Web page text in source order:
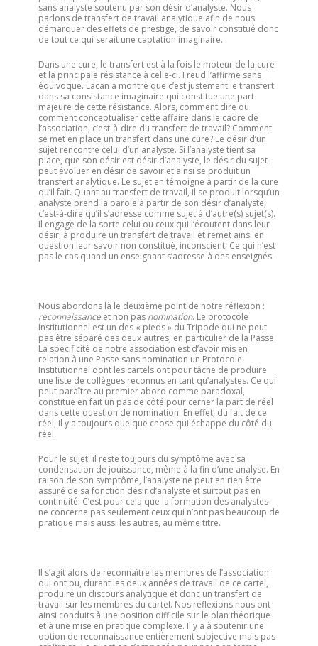
sans analyste soutenu par son désir d’analyste. Nous
parlons de transfert de travail analytique afin de nous
démarquer des effets de prestige, de savoir constitué donc
de tout ce qui serait une captation imaginaire.
Dans une cure, le transfert est à la fois le moteur de la cure
et la principale résistance à celle-ci. Freud l’affirme sans
équivoque. Lacan a montré que c’est justement le transfert
dans sa consistance imaginaire qui constitue une part
majeure de cette résistance. Alors, comment dire ou
comment conceptualiser cette affaire dans le cadre de
l’association, c’est-à-dire du transfert de travail? Comment
se met en place un transfert dans une cure? Le désir d’un
sujet rencontre celui d’un analyste. Si l’analyste tient sa
place, que son désir est désir d’analyste, le désir du sujet
peut évoluer en désir de savoir et ainsi se produit un
transfert analytique. Le sujet en témoigne à partir de la cure
qu’il fait. Quant au transfert de travail, il se produit lorsqu’un
analyste prend la parole à partir de son désir d’analyste,
c’est-à-dire qu’il s’adresse comme sujet à d’autre(s) sujet(s).
Il engage de la sorte celui ou ceux qui l’écoutent dans leur
désir, à produire un transfert de travail et remet ainsi en
question leur savoir non constitué, inconscient. Ce qui n’est
pas le cas quand un enseignant s’adresse à des enseignés.
Nous abordons là le deuxième point de notre réflexion :
reconnaissance et non pas nomination. Le protocole
Institutionnel est un des « pieds » du Tripode qui ne peut
pas être séparé des deux autres, en particulier de la Passe.
La spécificité de notre association est d’avoir mis en
relation à une Passe sans nomination un Protocole
Institutionnel dont les cartels ont pour tâche de produire
une liste de collègues reconnus en tant qu’analystes. Ce qui
peut paraître au premier abord comme paradoxal,
constitue en fait un pas de côté pour cerner la part de réel
dans cette question de nomination. En effet, du fait de ce
réel, il y a toujours quelque chose qui échappe du côté du
réel.
Pour le sujet, il reste toujours du symptôme avec sa
condensation de jouissance, même à la fin d’une analyse. En
raison de son symptôme, l’analyste ne peut en rien être
assuré de sa fonction désir d’analyste et surtout pas en
continuité. C’est pour cela que la formation des analystes
ne concerne pas seulement ceux qui n’ont pas beaucoup de
pratique mais aussi les autres, au même titre.
Il s’agit alors de reconnaître les membres de l’association
qui ont pu, durant les deux années de travail de ce cartel,
produire un discours analytique et donc un transfert de
travail sur les membres du cartel. Nos réflexions nous ont
ainsi conduits à une position difficile sur le plan théorique
et à une mise en pratique complexe. Il y a à soutenir une
option de reconnaissance entièrement subjective mais pas